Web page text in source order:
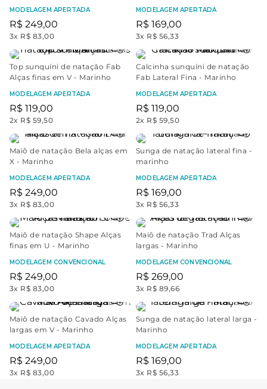
MODELAGEM APERTADA
R$ 249,00
3x R$ 83,00
MODELAGEM APERTADA
R$ 169,00
3x R$ 56,33
Top sunquíni de natação Fab
Alças finas em V - Marinho
MODELAGEM APERTADA
R$ 119,00
2x R$ 59,50
Calcinha sunquíni de natação
Fab Lateral Fina - Marinho
MODELAGEM APERTADA
R$ 119,00
2x R$ 59,50
Maiô de natação Bela alças em
X - Marinho
MODELAGEM APERTADA
R$ 249,00
3x R$ 83,00
Sunga de natação lateral fina -
marinho
MODELAGEM APERTADA
R$ 169,00
3x R$ 56,33
Maiô de natação Shape Alças
finas em U - Marinho
MODELAGEM CONVENCIONAL
R$ 249,00
3x R$ 83,00
Maiô de natação Trad Alças
largas - Marinho
MODELAGEM CONVENCIONAL
R$ 269,00
3x R$ 89,66
Maiô de natação Cavado Alças
largas em V - Marinho
MODELAGEM APERTADA
R$ 249,00
3x R$ 83,00
Sunga de natação lateral larga -
Marinho
MODELAGEM APERTADA
R$ 169,00
3x R$ 56,33